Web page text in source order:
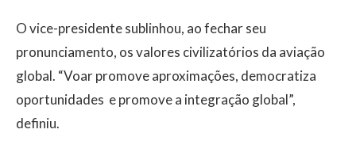
O vice-presidente sublinhou, ao fechar seu
pronunciamento, os valores civilizatórios da aviação
global. “Voar promove aproximações, democratiza
oportunidades e promove a integração global”,
definiu.